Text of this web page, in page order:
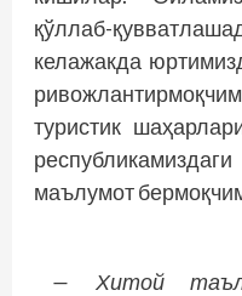
қўллаб-
келажакда
туристик
маълумот
— Хитой